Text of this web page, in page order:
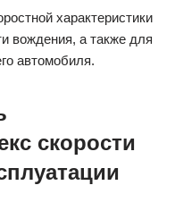
характеристики
вождения, а также для
автомобиля.
скорости